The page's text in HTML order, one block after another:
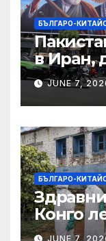
БЪЛГАРО-
в Иран,
JUNE 7,
БЪЛГАРО-
Конго
JUNE 7,